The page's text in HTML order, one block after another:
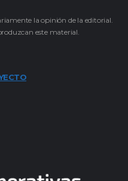
la opinión de la editorial.
este material.